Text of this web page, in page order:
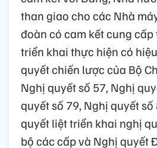
than giao cho các Nhà
đoàn có cam kết cung
triển khai thực hiện có
quyết chiến lược của Bộ
Nghị quyết số 57, Nghị
quyết số 79, Nghị quyết
quyết liệt triển khai nghị
bộ các cấp và Nghị quyết